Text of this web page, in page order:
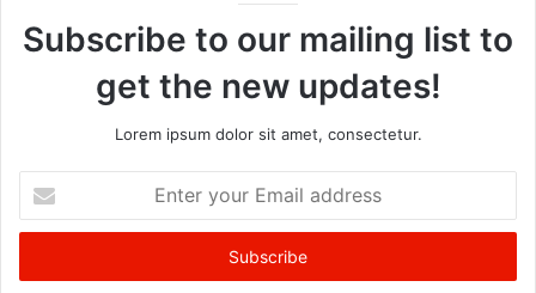
Subscribe to our mailing list to
get the new updates!
Lorem ipsum dolor sit amet, consectetur.
your
Email